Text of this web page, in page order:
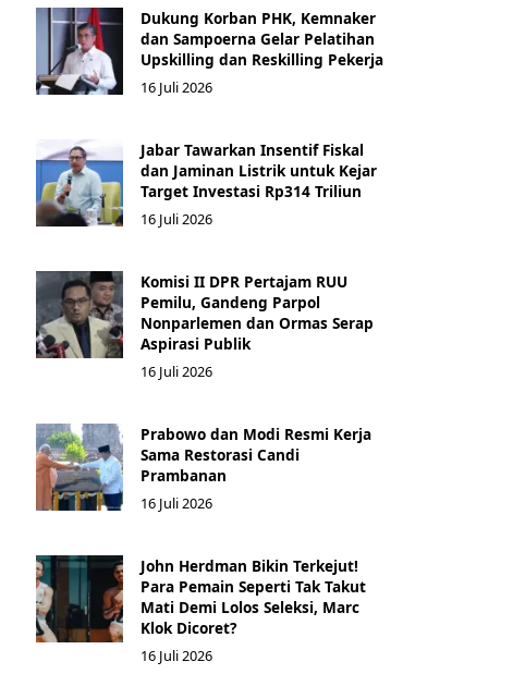
Dukung Korban PHK, Kemnaker
dan Sampoerna Gelar Pelatihan
Upskilling dan Reskilling Pekerja
16 Juli 2026
Jabar Tawarkan Insentif Fiskal
dan Jaminan Listrik untuk Kejar
Target Investasi Rp314 Triliun
16 Juli 2026
Komisi II DPR Pertajam RUU
Pemilu, Gandeng Parpol
Nonparlemen dan Ormas Serap
Aspirasi Publik
16 Juli 2026
Prabowo dan Modi Resmi Kerja
Sama Restorasi Candi
Prambanan
16 Juli 2026
John Herdman Bikin Terkejut!
Para Pemain Seperti Tak Takut
Mati Demi Lolos Seleksi, Marc
Klok Dicoret?
16 Juli 2026